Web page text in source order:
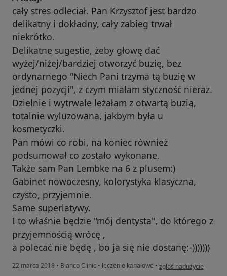
cały stres odleciał. Pan Krzysztof jest bardzo
delikatny i dokładny, cały zabieg trwał
niekrótko.
Delikatne sugestie, żeby głowę dać
wyżej/niżej/bardziej otworzyć buzię, bez
ordynarnego "Niech Pani trzyma tą buzię w
jednej pozycji", z czym miałam styczność nieraz.
Dzielnie i wytrwale leżałam z otwartą buzią,
totalnie wyluzowana, jakbym była u
kosmetyczki.
Pan mówi co robi, na koniec również
podsumował co zostało wykonane.
Także sam Pan Lembke na 6 z plusem:)
Gabinet nowoczesny, kolorystyka klasyczna,
czysto, przyjemnie.
Same superlatywy.
I to właśnie będzie "mój dentysta", do którego z
przyjemnością wrócę ,
a polecać nie będę , bo ja się nie dostanę:-)))))))
22 marca 2018 • Bianco Clinic • leczenie kanałowe • w opinii użytkownika
zgłoś nadużycie